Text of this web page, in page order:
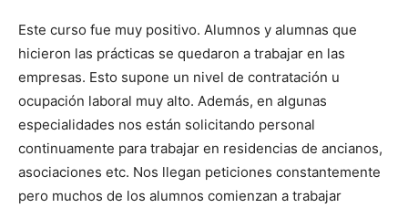
Este curso fue muy positivo. Alumnos y alumnas que
hicieron las prácticas se quedaron a trabajar en las
empresas. Esto supone un nivel de contratación u
ocupación laboral muy alto. Además, en algunas
especialidades nos están solicitando personal
continuamente para trabajar en residencias de ancianos,
asociaciones etc. Nos llegan peticiones constantemente
pero muchos de los alumnos comienzan a trabajar